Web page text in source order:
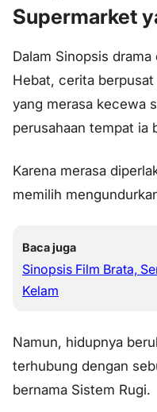
Supermarket
Dalam Sinopsis
Hebat, cerita
yang merasa kecewa
perusahaan tempat ia
Karena merasa
memilih
Baca juga
Sinopsis Film Brata,
Kelam
Namun, hidupnya
terhubung dengan
bernama Sistem Rugi.